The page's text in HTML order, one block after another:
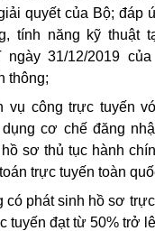
quyết của Bộ; đáp
tính năng kỹ thuật
ngày 31/12/2019
thông;
vụ công trực tuyến
cơ chế đăng
sơ thủ tục hành
trực tuyến toàn
có phát sinh hồ sơ
tuyến đạt từ 50% trở